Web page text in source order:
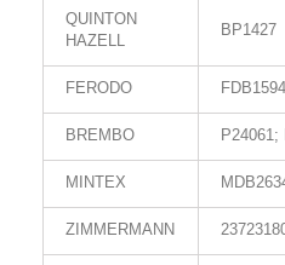
QUINTON
HAZELL
BP1427
FERODO
BREMBO P24061;
MINTEX
ZIMMERMANN